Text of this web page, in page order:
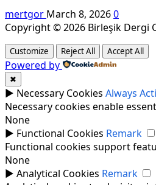
mertgor March 8, 20260
Copyright © 2026 Birleşik Dergi
Customize Reject All Accept All
Powered by
✖
► Necessary Cookies Always
Necessary cookies enable
None
► Functional Cookies Remark
Functional cookies support
None
► Analytical Cookies Remark